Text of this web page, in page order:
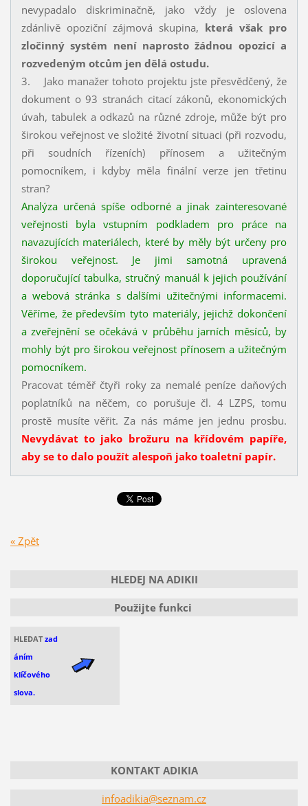
nevypadalo diskriminačně, jako vždy je oslovena
zdánlivě opoziční zájmová skupina, která však pro
zločinný systém není naprosto žádnou opozicí a
rozvedeným otcům jen dělá ostudu.
3. Jako manažer tohoto projektu jste přesvědčený, že
dokument o 93 stranách citací zákonů, ekonomických
úvah, tabulek a odkazů na různé zdroje, může být pro
širokou veřejnost ve složité životní situaci (při rozvodu,
při soudních řízeních) přínosem a užitečným
pomocníkem, i kdyby měla finální verze jen třetinu
stran?
Analýza určená spíše odborné a jinak zainteresované
veřejnosti byla vstupním podkladem pro práce na
navazujících materiálech, které by měly být určeny pro
širokou veřejnost. Je jimi samotná upravená
doporučující tabulka, stručný manuál k jejich používání
a webová stránka s dalšími užitečnými informacemi.
Věříme, že především tyto materiály, jejichž dokončení
a zveřejnění se očekává v průběhu jarních měsíců, by
mohly být pro širokou veřejnost přínosem a užitečným
pomocníkem.
Pracovat téměř čtyři roky za nemalé peníze daňových
poplatníků na něčem, co porušuje čl. 4 LZPS, tomu
prostě musíte věřit. Za nás máme jen jednu prosbu.
Nevydávat to jako brožuru na křídovém papíře,
aby se to dalo použít alespoň jako toaletní papír.
« Zpět
HLEDEJ NA ADIKII
Použijte funkci
HLEDAT zad
áním
klíčového
slova.
KONTAKT ADIKIA
infoadikia@seznam.cz